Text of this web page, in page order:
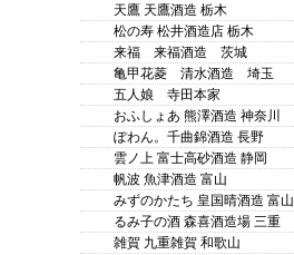
天鷹 天鷹酒造 栃木
松の寿 松井酒造店 栃木
来福 来福酒造 茨城
亀甲花菱 清水酒造 埼玉
五人娘 寺田本家
おふしょあ 熊澤酒造 神奈川
ぽわん。千曲錦酒造 長野
雲ノ上 富士高砂酒造 静岡
帆波 魚津酒造 富山
みずのかたち 皇国晴酒造 富山
るみ子の酒 森喜酒造場 三重
雑賀 九重雑賀 和歌山